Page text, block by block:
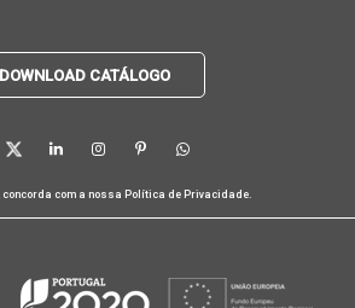
DOWNLOAD CATÁLOGO
concorda com a nossa Política de Privacidade.